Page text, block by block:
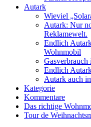
Autark
Wieviel
Autark: Nur
Reklamewelt.
Endlich
Wohnmobil
Endlich
Autark auch
Kategorie
Kommentare
Das richtige
Tour de